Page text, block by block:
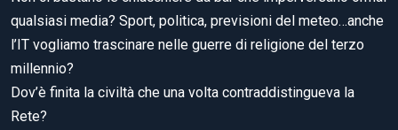
qualsiasi media? Sport, politica, previsioni del meteo…anche
l’IT vogliamo trascinare nelle guerre di religione del terzo
millennio?
Dov’è finita la civiltà che una volta contraddistingueva la
Rete?